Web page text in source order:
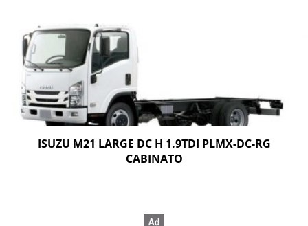
ISUZU M21 LARGE DC H 1.9TDI PLMX-DC-RG
CABINATO